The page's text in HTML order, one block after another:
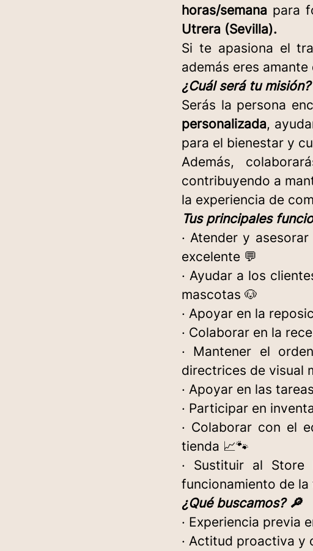
horas/semana para
Utrera (Sevilla).
Si te apasiona el
además eres amante
¿Cuál será tu
Serás la persona
personalizada,
para el bienestar y
Además,
contribuyendo a
la experiencia de
Tus principales
· Atender y
excelente 💬
· Ayudar a los
mascotas 🐶
· Apoyar en la
· Colaborar en la
· Mantener el
directrices de visual
· Apoyar en las
· Participar en
· Colaborar con el
tienda 📈🐾
· Sustituir al Store
funcionamiento de la
¿Qué buscamos? 🔎
· Experiencia previa
· Actitud proactiva y